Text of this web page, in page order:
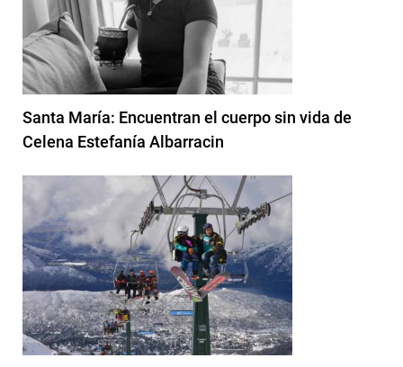
Santa María: Encuentran el cuerpo sin vida de
Celena Estefanía Albarracin